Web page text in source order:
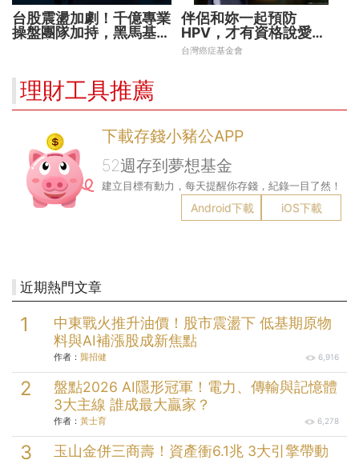
台股震盪加劇！千億專業
操盤團隊加持，黑馬基金
伴侶和妳一起預防
HPV，才有資格說愛
妳！
台灣癌症基金會
理財工具推薦
下載存錢小豬公APP
52週存到夢想基金
建立目標有動力，每天提醒你存錢，紀錄一目了然！
Android下載 iOS下載
近期熱門文章
中東戰火推升油價！股市震盪下 低基期原物
料與AI補漲股成新焦點
作者： 龔招健 6,916
盤點2026 AI隱形冠軍！電力、傳輸與記憶體
3大主線 誰成最大贏家？
作者： 黃士育 6,278
玉山金併三商壽！資產衝6.1兆 3大引擎帶動